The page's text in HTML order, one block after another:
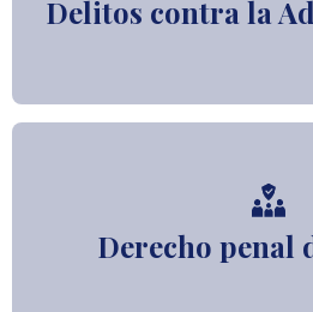
Delitos contra la
Derecho penal